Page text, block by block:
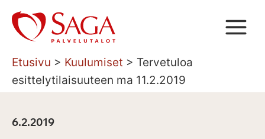
Siirry
sisältöön
Etusivu > Kuulumiset > Tervetuloa
esittelytilaisuuteen ma 11.2.2019
6.2.2019